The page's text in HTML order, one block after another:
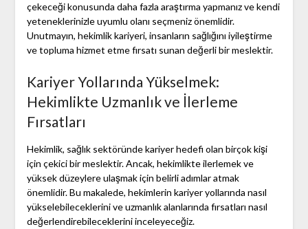
çekeceği konusunda daha fazla araştırma yapmanız ve kendi
yeteneklerinizle uyumlu olanı seçmeniz önemlidir.
Unutmayın, hekimlik kariyeri, insanların sağlığını iyileştirme
ve topluma hizmet etme fırsatı sunan değerli bir meslektir.
Kariyer Yollarında Yükselmek:
Hekimlikte Uzmanlık ve İlerleme
Fırsatları
Hekimlik, sağlık sektöründe kariyer hedefi olan birçok kişi
için çekici bir meslektir. Ancak, hekimlikte ilerlemek ve
yüksek düzeylere ulaşmak için belirli adımlar atmak
önemlidir. Bu makalede, hekimlerin kariyer yollarında nasıl
yükselebileceklerini ve uzmanlık alanlarında fırsatları nasıl
değerlendirebileceklerini inceleyeceğiz.